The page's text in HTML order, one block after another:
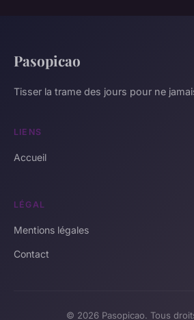
Pasopicao
Tisser la trame des jours pour ne
LIENS
Accueil
LÉGAL
Mentions légales
Contact
© 2026 Pasopicao. Tous